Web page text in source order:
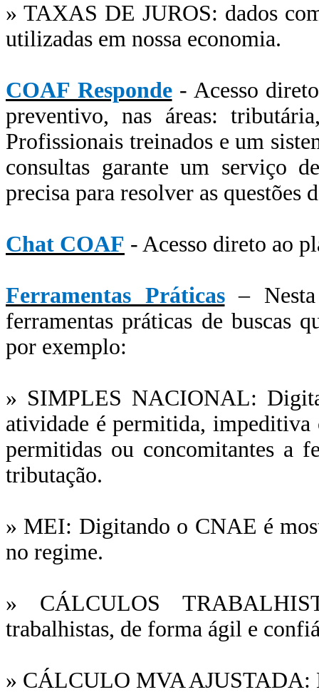
» TAXAS DE JUROS: dados
utilizadas em nossa economia.
COAF Responde- Acesso
preventivo, nas áreas:
Profissionais treinados e um
consultas garante um serviço
precisa para resolver as questões
Chat COAF - Acesso direto ao
Ferramentas Práticas –
ferramentas práticas de buscas
por exemplo:
» SIMPLES NACIONAL:
atividade é permitida, impeditiva
permitidas ou concomitantes a
tributação.
» MEI: Digitando o CNAE é
no regime.
» CÁLCULOS
trabalhistas, de forma ágil e
» CÁLCULO MVA AJUSTADA: